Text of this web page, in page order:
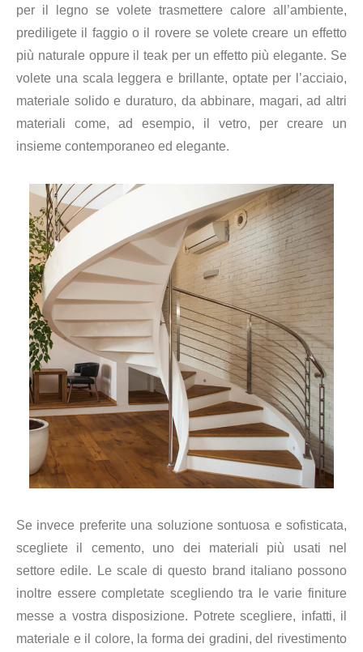
per il legno se volete trasmettere calore all’ambiente,
prediligete il faggio o il rovere se volete creare un effetto
più naturale oppure il teak per un effetto più elegante. Se
volete una scala leggera e brillante, optate per l’acciaio,
materiale solido e duraturo, da abbinare, magari, ad altri
materiali come, ad esempio, il vetro, per creare un
insieme contemporaneo ed elegante.
Se invece preferite una soluzione sontuosa e sofisticata,
scegliete il cemento, uno dei materiali più usati nel
settore edile. Le scale di questo brand italiano possono
inoltre essere completate scegliendo tra le varie finiture
messe a vostra disposizione. Potrete scegliere, infatti, il
materiale e il colore, la forma dei gradini, del rivestimento